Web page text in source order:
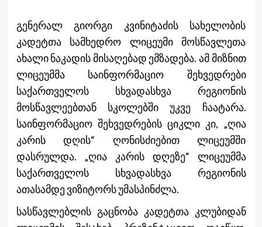
გენერალ გიორგი კვინიტაძის სახელობის
კადეტთა სამხედრო ლიცეუმი მოსწავლეთა
ახალი ნაკადის მისაღებად ემზადება. ამ მიზნით
ლიცეუმმა საინფორმაციო შეხვედრები
საქართველოს სხვადასხვა რეგიონის
მოსწავლეებთან სკოლებში უკვე ჩაატარა.
საინფორმაციო შეხვედრების ციკლი კი, „ღია
კარის დღის“ ღონისძიებით ლიცეუმში
დასრულდა. „ღია კარის დღეზე“ ლიცეუმმა
საქართველოს სხვადასხვა რეგიონის
ათასამდე ვიზიტორს უმასპინძლა.
სასწავლებლის გაცნობა კადეტთა კლუბიდან